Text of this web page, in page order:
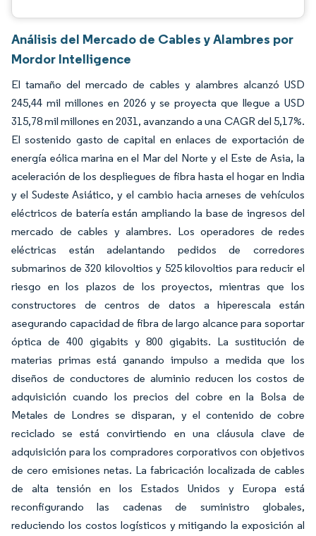
Análisis del Mercado de Cables y Alambres por
Mordor Intelligence
El tamaño del mercado de cables y alambres alcanzó USD
245,44 mil millones en 2026 y se proyecta que llegue a USD
315,78 mil millones en 2031, avanzando a una CAGR del 5,17%.
El sostenido gasto de capital en enlaces de exportación de
energía eólica marina en el Mar del Norte y el Este de Asia, la
aceleración de los despliegues de fibra hasta el hogar en India
y el Sudeste Asiático, y el cambio hacia arneses de vehículos
eléctricos de batería están ampliando la base de ingresos del
mercado de cables y alambres. Los operadores de redes
eléctricas están adelantando pedidos de corredores
submarinos de 320 kilovoltios y 525 kilovoltios para reducir el
riesgo en los plazos de los proyectos, mientras que los
constructores de centros de datos a hiperescala están
asegurando capacidad de fibra de largo alcance para soportar
óptica de 400 gigabits y 800 gigabits. La sustitución de
materias primas está ganando impulso a medida que los
diseños de conductores de aluminio reducen los costos de
adquisición cuando los precios del cobre en la Bolsa de
Metales de Londres se disparan, y el contenido de cobre
reciclado se está convirtiendo en una cláusula clave de
adquisición para los compradores corporativos con objetivos
de cero emisiones netas. La fabricación localizada de cables
de alta tensión en los Estados Unidos y Europa está
reconfigurando las cadenas de suministro globales,
reduciendo los costos logísticos y mitigando la exposición al